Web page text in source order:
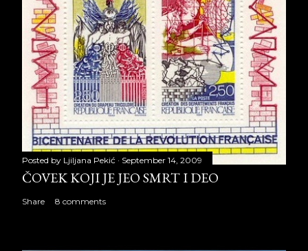
Posted by Ljiljana Pekić September 14, 2009
ČOVEK KOJI JE JEO SMRT I DEO
Share 8 comments